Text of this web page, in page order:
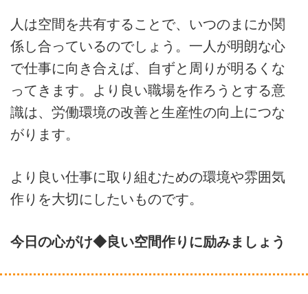
人は空間を共有することで、いつのまにか関
係し合っているのでしょう。一人が明朗な心
で仕事に向き合えば、自ずと周りが明るくな
ってきます。より良い職場を作ろうとする意
識は、労働環境の改善と生産性の向上につな
がります。
より良い仕事に取り組むための環境や雰囲気
作りを大切にしたいものです。
今日の心がけ◆良い空間作りに励みましょう